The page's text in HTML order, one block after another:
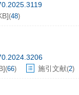
](48)
](66) 施引文献(2)